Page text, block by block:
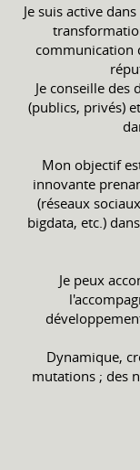
Je suis active
communication
Je conseille des
(publics, privés)
Mon objectif
innovante
(réseaux
bigdata, etc.)
Je peux
Dynamique,
mutations ; des